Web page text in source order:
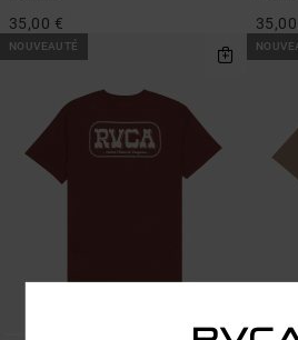
35,00 €
NOUVEAUTÉ